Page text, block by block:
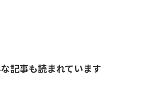
記事も読まれています